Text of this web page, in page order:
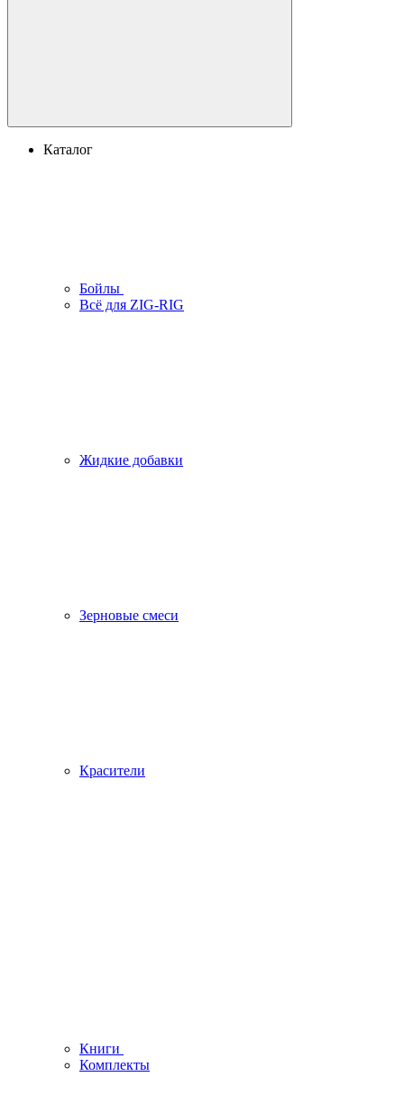
Каталог
Бойлы
Всё для ZIG-RIG
Жидкие добавки
Зерновые смеси
Красители
Книги
Комплекты